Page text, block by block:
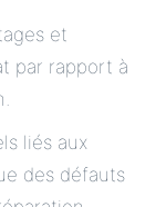
et
par rapport à
liés aux
des défauts